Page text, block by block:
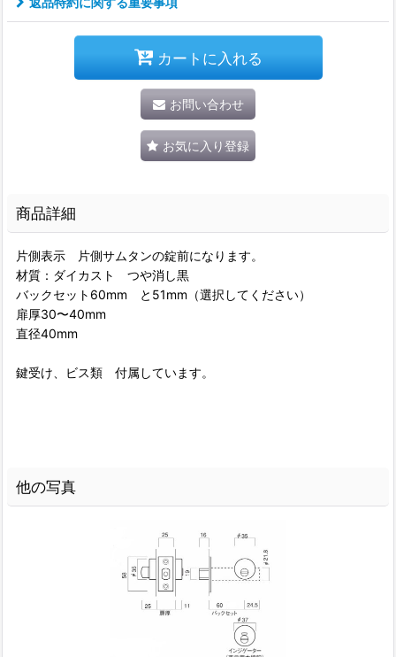
カートに入れる
お問い合わせ
お気に入り登録
商品詳細
片側表示 片側サムタンの錠前になります。
材質：ダイカスト つや消し黒
バックセット60mm と51mm（選択してください）
扉厚30〜40mm
直径40mm
鍵受け、ビス類 付属しています。
他の写真